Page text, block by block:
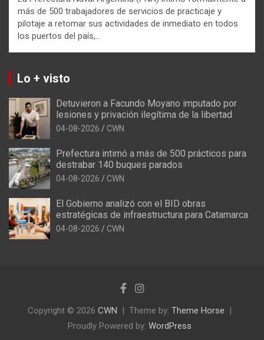
más de 500 trabajadores de servicios de practicaje y
pilotaje a retomar sus actividades de inmediato en todos
los puertos del país,…
Lo + visto
Detuvieron a Facundo Moyano imputado por
lesiones y privación ilegítima de la libertad
04-08-2026 CWN
Prefectura intimó a más de 500 prácticos para
destrabar 140 buques parados
04-08-2026 CWN
El Gobierno analizó con el BID obras
estratégicas de infraestructura para Catamarca
04-08-2026 CWN
Copyright © 2026 CWN Theme by: Theme Horse
Proudly Powered by: WordPress